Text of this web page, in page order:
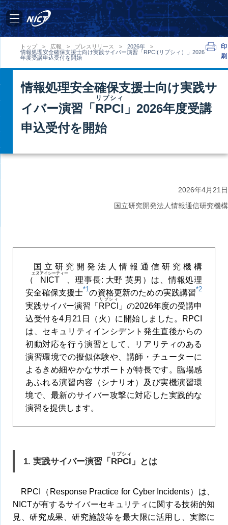
トップ > 広報 > プレスリリース > 2026年
>
情報処理安全確保支援士向け実践サイバー演習「RPCI(リプシィ）」2026
年度受講申込受付を開始
印
刷
情報処理安全確保支援士向け実践サ
イバー演習「RPCI
リプシィ
」2026年度受講
申込受付を開始
2026年4月21日
国立研究開発法人情報通信研究機構
国立研究開発法人情報通信研究機構
（
NICT
エヌアイシーティー
、理事長: 大野 英男）は、情報処理
安全確保支援士*1の資格更新のための実践講習*2
実践サイバー演習「 RPCI
リプシィ
」の2026年度の受講申
込受付を4月21日（火）に開始しました。RPCI
は、セキュリティインシデント発生直後からの
初動対応を行う演習として、リアリティのある
演習環境での擬似体験や、講師・チューターに
よるきめ細やかなサポートが特長です。臨場感
あふれる演習内容（シナリオ）及び実機演習環
境で、最新のサイバー攻撃に対応した実践的な
演習を提供します。
1. 実践サイバー演習「 RPCI
リプシィ
」とは
RPCI（Response Practice for Cyber Incidents）は、
NICTが有するサイバーセキュリティに関する技術的知
見、研究成果、研究施設等を最大限に活用し、実際に